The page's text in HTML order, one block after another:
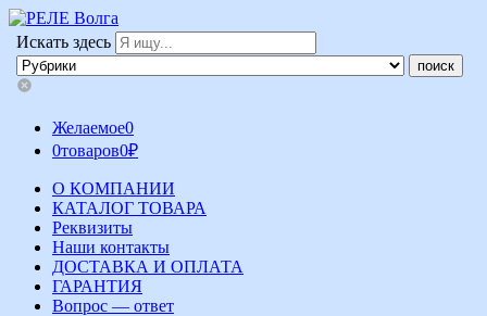
Искать здесь
Желаемое0
0товаров0₽
О КОМПАНИИ
КАТАЛОГ ТОВАРА
Реквизиты
Наши контакты
ДОСТАВКА И ОПЛАТА
ГАРАНТИЯ
Вопрос — ответ